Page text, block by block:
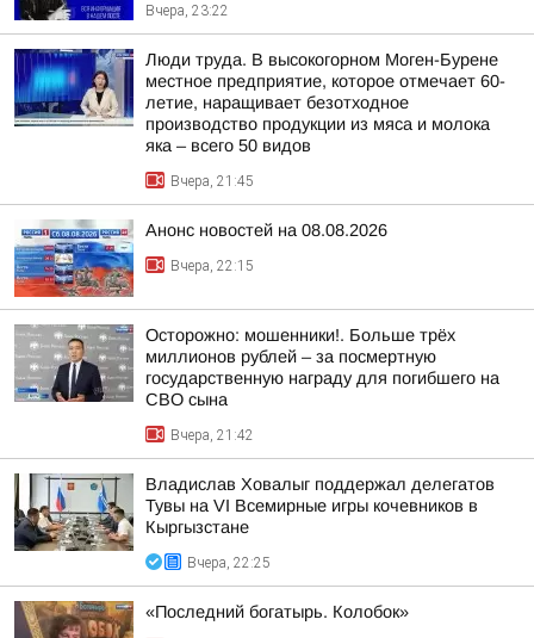
Вчера, 23:22
Люди труда. В высокогорном Моген-Бурене
местное предприятие, которое отмечает 60-
летие, наращивает безотходное
производство продукции из мяса и молока
яка – всего 50 видов
Вчера, 21:45
Анонс новостей на 08.08.2026
Вчера, 22:15
Осторожно: мошенники!. Больше трёх
миллионов рублей – за посмертную
государственную награду для погибшего на
СВО сына
Вчера, 21:42
Владислав Ховалыг поддержал делегатов
Тувы на VI Всемирные игры кочевников в
Кыргызстане
Вчера, 22:25
«Последний богатырь. Колобок»